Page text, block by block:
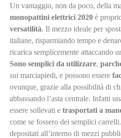
Un vantaggio, non da poco, della
monopattini elettrici 2020 è
versatilità. Il mezzo ideale per
italiane, risparmiando tempo e
ricarica semplicemente attaccando
Sono semplici da utilizzare,
sui marciapiedi, e possono essere
ovunque, grazie alla possibilità di
abbassando l’asta centrale. Infatti
essere sollevati e trasportati a
come se fossero dei semplici
depositati all’interno di mezzi